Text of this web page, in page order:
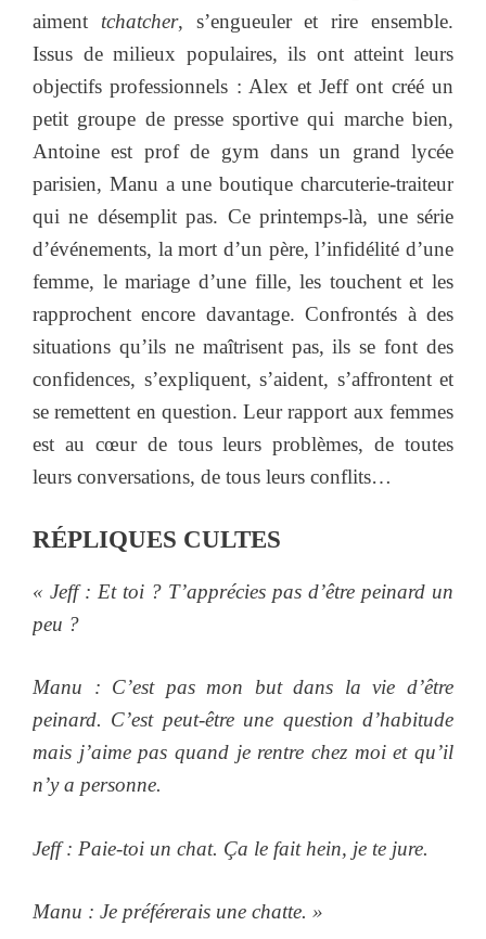
aiment tchatcher, s’engueuler et rire ensemble.
Issus de milieux populaires, ils ont atteint leurs
objectifs professionnels : Alex et Jeff ont créé un
petit groupe de presse sportive qui marche bien,
Antoine est prof de gym dans un grand lycée
parisien, Manu a une boutique charcuterie-traiteur
qui ne désemplit pas. Ce printemps-là, une série
d’événements, la mort d’un père, l’infidélité d’une
femme, le mariage d’une fille, les touchent et les
rapprochent encore davantage. Confrontés à des
situations qu’ils ne maîtrisent pas, ils se font des
confidences, s’expliquent, s’aident, s’affrontent et
se remettent en question. Leur rapport aux femmes
est au cœur de tous leurs problèmes, de toutes
leurs conversations, de tous leurs conflits…
RÉPLIQUES CULTES
« Jeff: Et toi ? T’apprécies pas d’être peinard un
peu ?
Manu : C’est pas mon but dans la vie d’être
peinard. C’est peut-être une question d’habitude
mais j’aime pas quand je rentre chez moi et qu’il
n’y a personne.
Jeff: Paie-toi un chat. Ça le fait hein, je te jure.
Manu : Je préférerais une chatte. »